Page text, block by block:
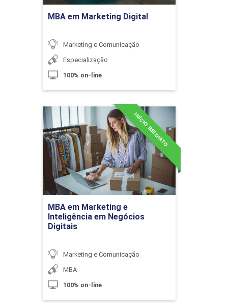
Ambiente Digital
10h
Estratégias de Atração, Conversão e
Vendas no Ambiente Digital
MBA em Marketing Digital
Marketing e Comunicação
Especialização
100% on-line
MBA em Marketing e
Inteligência em Negócios
Digitais
INÍCIO IMEDIATO
Marketing e Comunicação
MBA
100% on-line
MBA em Marketing e
Inteligência em Negócios
Digitais
Detalhes do curso